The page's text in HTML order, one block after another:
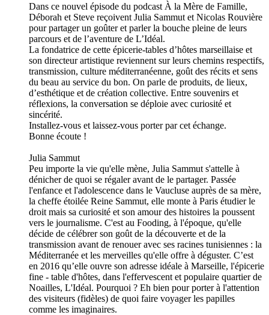
Dans ce nouvel épisode du podcast À la Mère de Famille,
Déborah et Steve reçoivent Julia Sammut et Nicolas Rouvière
pour partager un goûter et parler la bouche pleine de leurs
parcours et de l’aventure de L’Idéal.
La fondatrice de cette épicerie-tables d’hôtes marseillaise et
son directeur artistique reviennent sur leurs chemins respectifs,
transmission, culture méditerranéenne, goût des récits et sens
du beau au service du bon. On parle de produits, de lieux,
d’esthétique et de création collective. Entre souvenirs et
réflexions, la conversation se déploie avec curiosité et
sincérité.
Installez-vous et laissez-vous porter par cet échange.
Bonne écoute !
Julia Sammut
Peu importe la vie qu'elle mène, Julia Sammut s'attelle à
dénicher de quoi se régaler avant de le partager. Passée
l'enfance et l'adolescence dans le Vaucluse auprès de sa mère,
la cheffe étoilée Reine Sammut, elle monte à Paris étudier le
droit mais sa curiosité et son amour des histoires la poussent
vers le journalisme. C'est au Fooding, à l'époque, qu'elle
décide de célébrer son goût de la découverte et de la
transmission avant de renouer avec ses racines tunisiennes : la
Méditerranée et les merveilles qu'elle offre à déguster. C’est
en 2016 qu’elle ouvre son adresse idéale à Marseille, l'épicerie
fine - table d'hôtes, dans l'effervescent et populaire quartier de
Noailles, L'Idéal. Pourquoi ? Eh bien pour porter à l'attention
des visiteurs (fidèles) de quoi faire voyager les papilles
comme les imaginaires.